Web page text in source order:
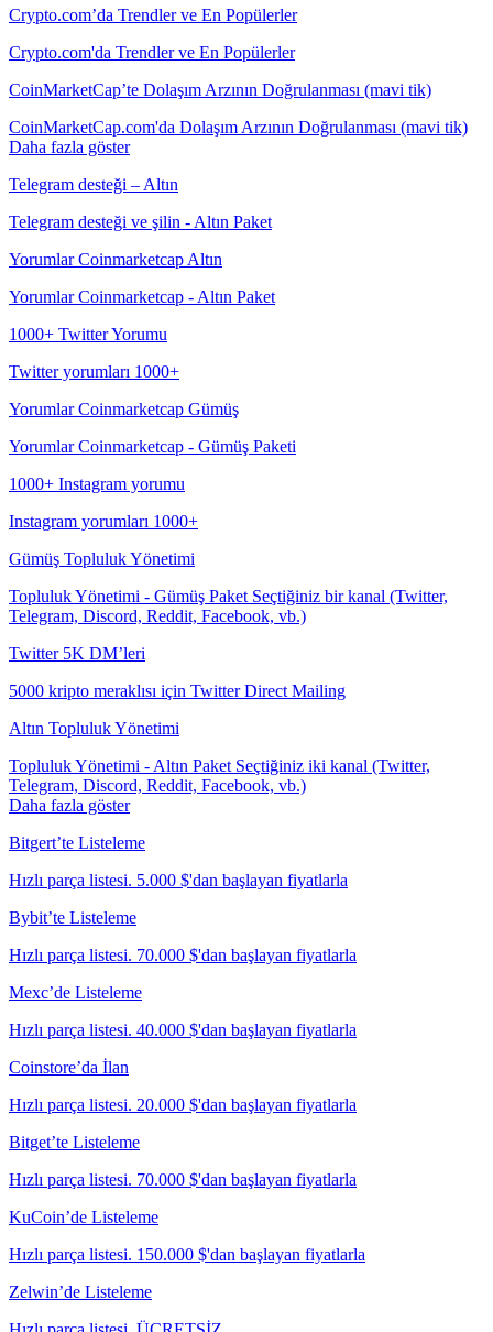
Crypto.com’da Trendler ve En Popülerler
Crypto.com'da Trendler ve En Popülerler
CoinMarketCap’te Dolaşım Arzının Doğrulanması (mavi tik)
CoinMarketCap.com'da Dolaşım Arzının Doğrulanması (mavi tik)
Daha fazla göster
Telegram desteği – Altın
Telegram desteği ve şilin - Altın Paket
Yorumlar Coinmarketcap Altın
Yorumlar Coinmarketcap - Altın Paket
1000+ Twitter Yorumu
Twitter yorumları 1000+
Yorumlar Coinmarketcap Gümüş
Yorumlar Coinmarketcap - Gümüş Paketi
1000+ Instagram yorumu
Instagram yorumları 1000+
Gümüş Topluluk Yönetimi
Topluluk Yönetimi - Gümüş Paket Seçtiğiniz bir kanal (Twitter,
Telegram, Discord, Reddit, Facebook, vb.)
Twitter 5K DM’leri
5000 kripto meraklısı için Twitter Direct Mailing
Altın Topluluk Yönetimi
Topluluk Yönetimi - Altın Paket Seçtiğiniz iki kanal (Twitter,
Telegram, Discord, Reddit, Facebook, vb.)
Daha fazla göster
Bitgert’te Listeleme
Hızlı parça listesi. 5.000 $'dan başlayan fiyatlarla
Bybit’te Listeleme
Hızlı parça listesi. 70.000 $'dan başlayan fiyatlarla
Mexc’de Listeleme
Hızlı parça listesi. 40.000 $'dan başlayan fiyatlarla
Coinstore’da İlan
Hızlı parça listesi. 20.000 $'dan başlayan fiyatlarla
Bitget’te Listeleme
Hızlı parça listesi. 70.000 $'dan başlayan fiyatlarla
KuCoin’de Listeleme
Hızlı parça listesi. 150.000 $'dan başlayan fiyatlarla
Zelwin’de Listeleme